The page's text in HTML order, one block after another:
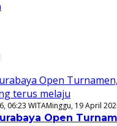
06:23 WITAMinggu, 19 April
Open